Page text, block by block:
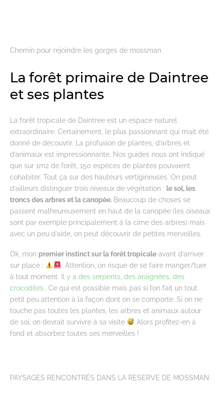
Chemin pour rejoindre les gorges de mossman
La forêt primaire de Daintree
et ses plantes
La forêt tropicale de Daintree est un espace naturel
extraordinaire. Certainement, le plus passionnant qui m’ait été
donné de découvrir. La profusion de plantes, d’arbres et
d’animaux est impressionnante. Nos guides nous ont indiqué
que sur 1m2 de forêt, 150 espèces de plantes pouvaient
cohabiter. Tout ça sur des hauteurs vertigineuses. On peut
d’ailleurs distinguer trois niveaux de végétation : le sol, les
troncs des arbres et la canopée. Beaucoup de choses se
passent malheureusement en haut de la canopée (les oiseaux
sont par exemple principalement à la cime des arbres) mais
avec un peu d’aide, on peut découvrir de petites merveilles.
Ok, mon premier instinct sur la forêt tropicale avant d’arriver
sur place :
. Attention, on risque de se faire manger/tuer
à tout moment. Il y a des serpents, des araignées, des
crocodiles… Ce qui est possible mais pas si l’on fait un tout
petit peu attention à la façon dont on se comporte. Si on ne
touche pas toutes les plantes, les arbres et animaux autour
de soi, on devrait survivre à sa visite
Alors profitez-en à
fond et absorbez toutes ses merveilles !
PAYSAGES RENCONTRÉS DANS LA RESERVE DE MOSSMAN